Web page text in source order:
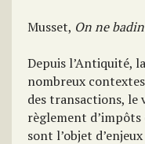
Musset, On ne
Depuis l’Antiquité,
nombreux
des transactions, le
règlement d’impôts
sont l’objet